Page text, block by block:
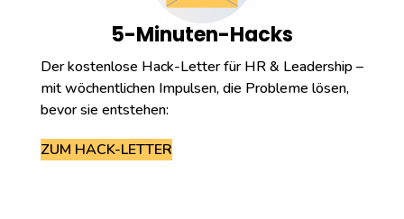
5-Minuten-Hacks
Der kostenlose Hack-Letter für HR & Leadership –
mit wöchentlichen Impulsen, die Probleme lösen,
bevor sie entstehen:
ZUM HACK-LETTER